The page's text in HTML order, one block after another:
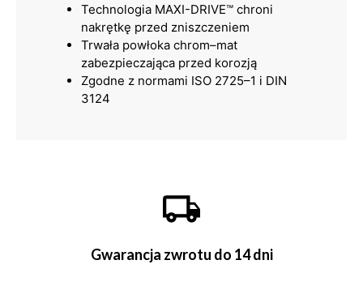
Technologia MAXI-DRIVE™ chroni
nakrętkę przed zniszczeniem
Trwała powłoka chrom–mat
zabezpieczająca przed korozją
Zgodne z normami ISO 2725–1 i DIN
3124
Gwarancja zwrotu do 14 dni